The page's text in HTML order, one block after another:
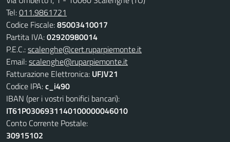
Tel:011.9861721
Codice Fiscale:85003410017
Partita IVA:02920980014
P.E.C.:scalenghe@cert.ruparpiemonte.it
Email:scalenghe@ruparpiemonte.it
Fatturazione Elettronica: UFJV21
Codice IPA:c_i490
IBAN (per i vostri bonifici bancari):
IT61P0306931140100000046010
Conto Corrente Postale:
30915102